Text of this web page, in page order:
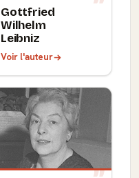
Gottfried
Wilhelm
Leibniz
Voir l'auteur